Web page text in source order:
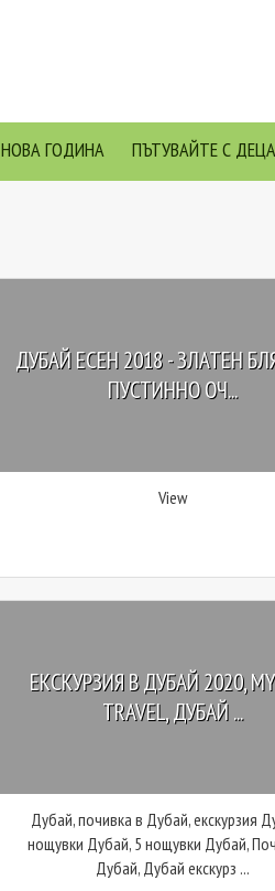
НОВА ГОДИНА ПЪТУВАЙТЕ С ДЕЦА
ДУБАЙ EСЕН 2018 - ЗЛАТЕН
ПУСТИННО ОЧ...
View
ЕКСКУРЗИЯ В ДУБАЙ 2020,
TRAVEL, ДУБАЙ ...
Дубай, почивка в Дубай, екскурзия
нощувки Дубай, 5 нощувки Дубай,
Дубай, Дубай екскурз ...